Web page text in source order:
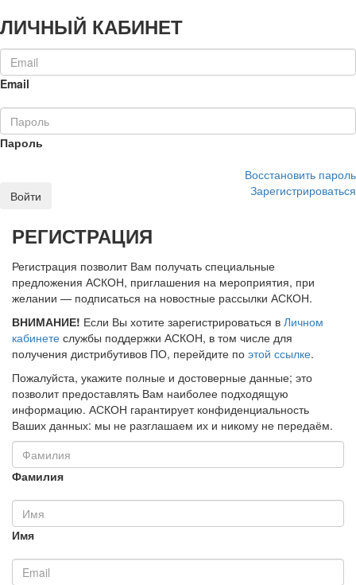
ЛИЧНЫЙ КАБИНЕТ
Email
Пароль
Восстановить пароль
Войти
Зарегистрироваться
РЕГИСТРАЦИЯ
Регистрация позволит Вам получать специальные
предложения АСКОН, приглашения на мероприятия, при
желании — подписаться на новостные рассылки АСКОН.
ВНИМАНИЕ! Если Вы хотите зарегистрироваться в Личном
кабинете службы поддержки АСКОН, в том числе для
получения дистрибутивов ПО, перейдите по этой ссылке.
Пожалуйста, укажите полные и достоверные данные; это
позволит предоставлять Вам наиболее подходящую
информацию. АСКОН гарантирует конфиденциальность
Ваших данных: мы не разглашаем их и никому не передаём.
Фамилия
Имя